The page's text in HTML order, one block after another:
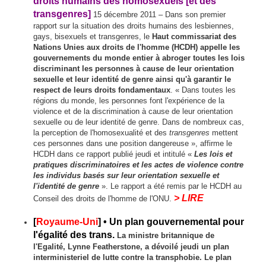
transgenres] 15 décembre 2011 – Dans son premier
rapport sur la situation des droits humains des lesbiennes,
gays, bisexuels et transgenres, le Haut commissariat des
Nations Unies aux droits de l'homme (HCDH) appelle les
gouvernements du monde entier à abroger toutes les lois
discriminant les personnes à cause de leur orientation
sexuelle et leur identité de genre ainsi qu'à garantir le
respect de leurs droits fondamentaux. « Dans toutes les
régions du monde, les personnes font l'expérience de la
violence et de la discrimination à cause de leur orientation
sexuelle ou de leur identité de genre. Dans de nombreux cas,
la perception de l'homosexualité et des transgenres mettent
ces personnes dans une position dangereuse », affirme le
HCDH dans ce rapport publié jeudi et intitulé « Les lois et
pratiques discriminatoires et les actes de violence contre
les individus basés sur leur orientation sexuelle et
l'identité de genre ». Le rapport a été remis par le HCDH au
Conseil des droits de l'homme de l'ONU. > LIRE
[Royaume-Uni] • Un plan gouvernemental pour
l'égalité des trans. La ministre britannique de
l'Egalité, Lynne Featherstone, a dévoilé jeudi un plan
interministeriel de lutte contre la transphobie. Le plan